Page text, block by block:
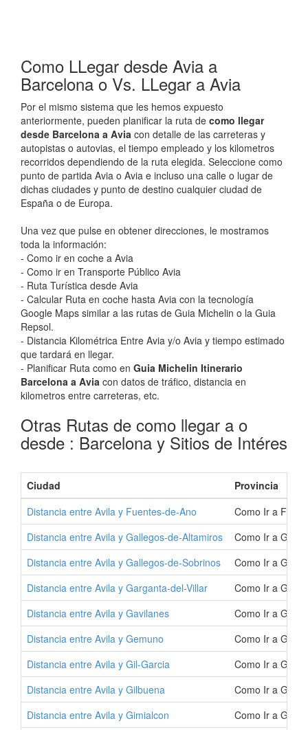
Como LLegar desde Avia a
Barcelona o Vs. LLegar a Avia
Por el mismo sistema que les hemos expuesto
anteriormente, pueden planificar la ruta de como llegar
desde Barcelona a Avia con detalle de las carreteras y
autopistas o autovias, el tiempo empleado y los kilometros
recorridos dependiendo de la ruta elegida. Seleccione como
punto de partida Avia o Avia e incluso una calle o lugar de
dichas ciudades y punto de destino cualquier ciudad de
España o de Europa.
Una vez que pulse en obtener direcciones, le mostramos
toda la información:
- Como ir en coche a Avia
- Como ir en Transporte Público Avia
- Ruta Turística desde Avia
- Calcular Ruta en coche hasta Avia con la tecnología
Google Maps similar a las rutas de Guia Michelin o la Guia
Repsol.
- Distancia Kilométrica Entre Avia y/o Avia y tiempo estimado
que tardará en llegar.
- Planificar Ruta como en Guia Michelin Itinerario
Barcelona a Avia con datos de tráfico, distancia en
kilometros entre carreteras, etc.
Otras Rutas de como llegar a o
desde : Barcelona y Sitios de Intéres
Ciudad
Provincia
Distancia entre Avila y Fuentes-de-Ano
Como Ir a
Distancia entre Avila y Gallegos-de-Altamiros
Como Ir a
Distancia entre Avila y Gallegos-de-Sobrinos
Como Ir a
Distancia entre Avila y Garganta-del-Villar
Como Ir a
Distancia entre Avila y Gavilanes
Como Ir a
Distancia entre Avila y Gemuno
Como Ir a
Distancia entre Avila y Gil-Garcia
Como Ir a Gil-
Distancia entre Avila y Gilbuena
Como Ir a
Distancia entre Avila y Gimialcon
Como Ir a